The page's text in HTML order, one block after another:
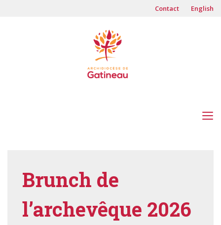
Contact English
Brunch de
l’archevêque 2026